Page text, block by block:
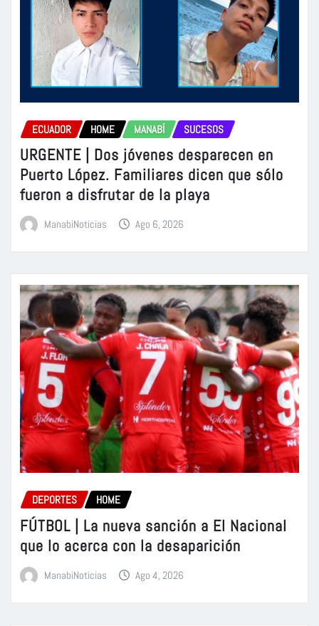
ECUADOR HOME MANABÍ SUCESOS
URGENTE | Dos jóvenes desparecen en
Puerto López. Familiares dicen que sólo
fueron a disfrutar de la playa
ManabiNoticias Ago 6, 2026
DEPORTES HOME
FÚTBOL | La nueva sanción a El Nacional
que lo acerca con la desaparición
ManabiNoticias Ago 4, 2026